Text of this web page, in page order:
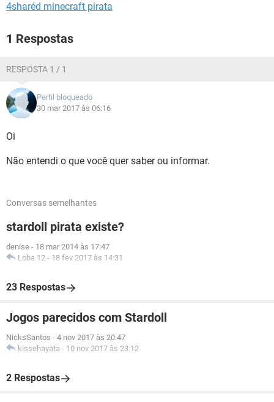
4sharéd minecraft pirata
1 Respostas
RESPOSTA 1 / 1
Perfil bloqueado
30 mar 2017 às 06:16
Oi
Não entendi o que você quer saber ou informar.
Conversas semelhantes
stardoll pirata existe?
denise - 18 mar 2014 às 17:47
Loba 12 - 18 fev 2017 às 14:31
23 Respostas
Jogos parecidos com Stardoll
NicksSantos - 4 nov 2017 às 20:47
kissehayata - 10 nov 2017 às 23:12
2 Respostas